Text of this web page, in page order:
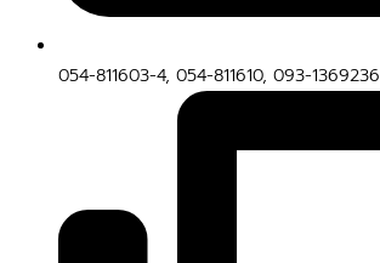
054-811603-4, 054-811610, 093-1369236